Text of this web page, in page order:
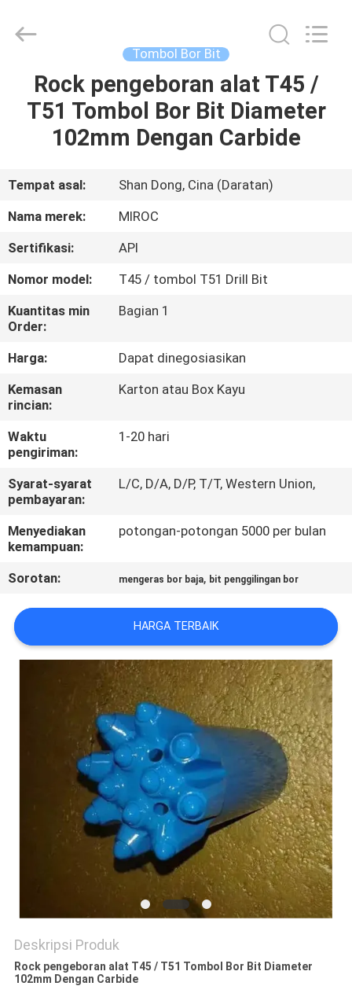
RUMAH
PRODUK
TENTANG
KAMI
TUR
PABRIK
KONTROL
KUALITAS
HUBUNGI
KAMI
PERMINTAAN
SITEMAP
PRIVACY
POLICY
Tombol Bor Bit
Rock pengeboran alat T45 /
T51 Tombol Bor Bit Diameter
102mm Dengan Carbide
Tempat asal:
Shan Dong, Cina (Daratan)
Nama merek:
MIROC
Sertifikasi:
API
Nomor model:
T45 / tombol T51 Drill Bit
Kuantitas min
Order:
Bagian 1
Harga:
Dapat dinegosiasikan
Kemasan
rincian:
Karton atau Box Kayu
Waktu
pengiriman:
1-20 hari
Syarat-syarat
pembayaran:
L/C, D/A, D/P, T/T, Western Union,
Menyediakan
kemampuan:
potongan-potongan 5000 per bulan
Sorotan: mengeras bor baja, bit penggilingan bor
HARGA TERBAIK
Deskripsi Produk
Rock pengeboran alat T45 / T51 Tombol Bor Bit Diameter
102mm Dengan Carbide